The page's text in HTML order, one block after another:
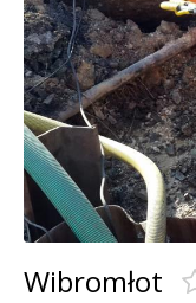
Wibromłot